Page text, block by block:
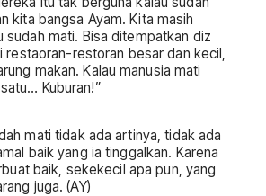
kita bangsa Ayam. Kita masih
sudah mati. Bisa ditempatkan diz
restaoran-restoran besar dan kecil,
makan. Kalau manusia mati
Kuburan!”
mati tidak ada artinya, tidak ada
baik yang ia tinggalkan. Karena
baik, sekekecil apa pun, yang
juga. (AY)